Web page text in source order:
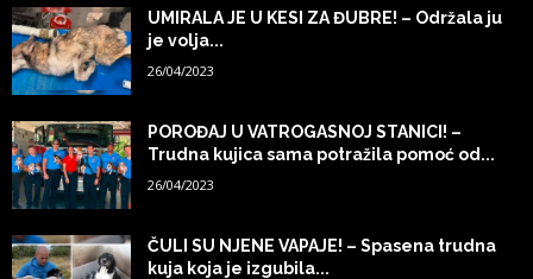
UMIRALA JE U KESI ZA ĐUBRE! – Održala ju
je volja...
26/04/2023
POROĐAJ U VATROGASNOJ STANICI! –
Trudna kujica sama potražila pomoć od...
26/04/2023
ČULI SU NJENE VAPAJE! – Spasena trudna
kuja koja je izgubila...